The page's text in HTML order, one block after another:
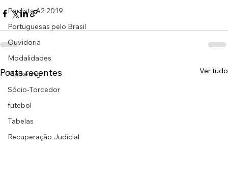
Paulista A2 2019
Portuguesas pelo Brasil
Ouvidoria
Modalidades
Marketing
Sócio-Torcedor
futebol
Tabelas
Recuperação Judicial
Posts recentes Ver tudo